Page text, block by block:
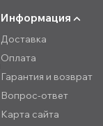
Информация
Доставка
Оплата
Гарантия и возврат
Вопрос-ответ
Карта сайта